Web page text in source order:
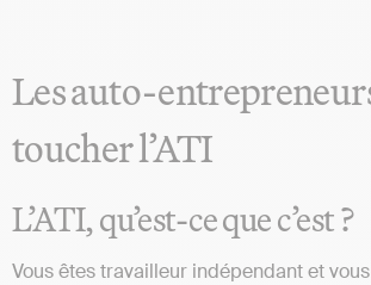
Les auto-
toucher l’ATI
L’ATI, qu’est-ce que c’est ?
Vous êtes travailleur indépendant et